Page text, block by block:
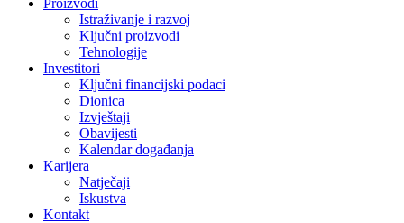
Proizvodi
Istraživanje i razvoj
Ključni proizvodi
Tehnologije
Investitori
Ključni financijski podaci
Dionica
Izvještaji
Obavijesti
Kalendar događanja
Karijera
Natječaji
Iskustva
Kontakt